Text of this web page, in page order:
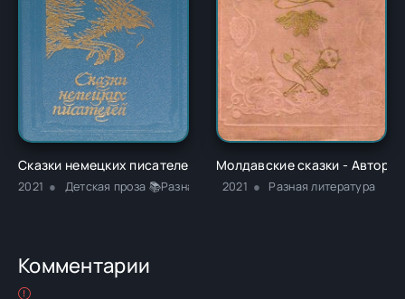
Сказки немецких писателей - Новалис
2021 Детская проза 📚Разная литература
Молдавские сказки - Автор
2021 Разная литература
Комментарии